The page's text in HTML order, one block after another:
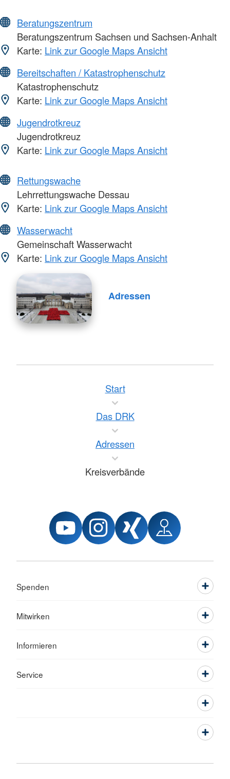
Beratungszentrum
Beratungszentrum Sachsen und Sachsen-Anhalt
Karte: Link zur Google Maps Ansicht
Bereitschaften / Katastrophenschutz
Katastrophenschutz
Karte: Link zur Google Maps Ansicht
Jugendrotkreuz
Jugendrotkreuz
Karte: Link zur Google Maps Ansicht
Rettungswache
Lehrrettungswache Dessau
Karte: Link zur Google Maps Ansicht
Wasserwacht
Gemeinschaft Wasserwacht
Karte: Link zur Google Maps Ansicht
Adressen
Start
Das DRK
Adressen
Kreisverbände
Spenden
Mitwirken
Informieren
Service